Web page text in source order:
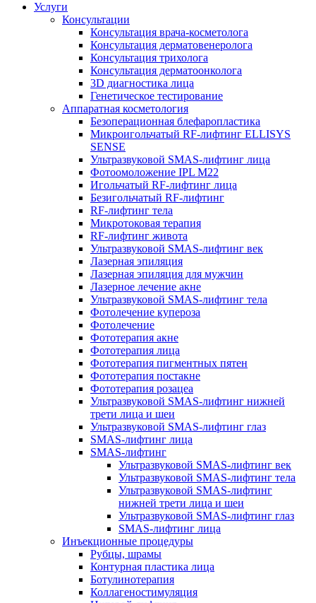
Услуги
Консультации
Консультация врача-косметолога
Консультация дерматовенеролога
Консультация трихолога
Консультация дерматоонколога
3D диагностика лица
Генетическое тестирование
Аппаратная косметология
Безоперационная блефаропластика
Микроигольчатый RF-лифтинг ELLISYS
SENSE
Ультразвуковой SMAS-лифтинг лица
Фотоомоложение IPL M22
Игольчатый RF-лифтинг лица
Безигольчатый RF-лифтинг
RF-лифтинг тела
Микротоковая терапия
RF-лифтинг живота
Ультразвуковой SMAS-лифтинг век
Лазерная эпиляция
Лазерная эпиляция для мужчин
Лазерное лечение акне
Ультразвуковой SMAS-лифтинг тела
Фотолечение купероза
Фотолечение
Фототерапия акне
Фототерапия лица
Фототерапия пигментных пятен
Фототерапия постакне
Фототерапия розацеа
Ультразвуковой SMAS-лифтинг нижней
трети лица и шеи
Ультразвуковой SMAS-лифтинг глаз
SMAS-лифтинг лица
SMAS-лифтинг
Ультразвуковой SMAS-лифтинг век
Ультразвуковой SMAS-лифтинг тела
Ультразвуковой SMAS-лифтинг
нижней трети лица и шеи
Ультразвуковой SMAS-лифтинг глаз
SMAS-лифтинг лица
Инъекционные процедуры
Рубцы, шрамы
Контурная пластика лица
Ботулинотерапия
Коллагеностимуляция